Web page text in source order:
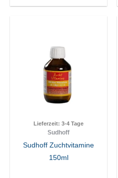
Lieferzeit: 3-4 Tage
Sudhoff
Sudhoff Zuchtvitamine
150ml